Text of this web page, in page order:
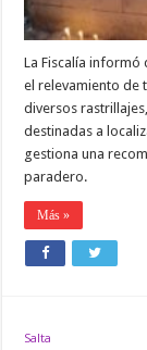
La Fiscalía informó
el relevamiento de
diversos
destinadas a
gestiona una
paradero.
Más »
Salta